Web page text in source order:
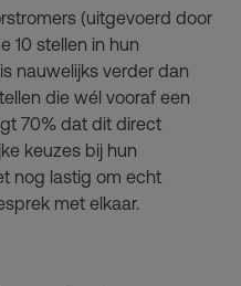
(uitgevoerd door
10 stellen in hun
nauwelijks verder dan
die wél vooraf een
70% dat dit direct
keuzes bij hun
nog lastig om echt
met elkaar.